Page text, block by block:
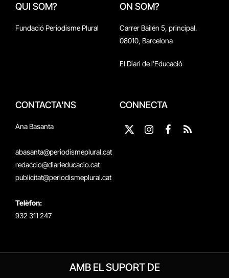
QUI SOM?
Fundació Periodisme Plural
ON SOM?
Carrer Bailén 5, principal.
08010, Barcelona
El Diari de l'Educació
CONTACTA'NS
Ana Basanta
abasanta@periodismeplural.cat
redaccio@diarieducacio.cat
publicitat@periodismeplural.cat
Telèfon:
932 311 247
CONNECTA
X
InstagramFacebook
RSS
AMB EL SUPORT DE